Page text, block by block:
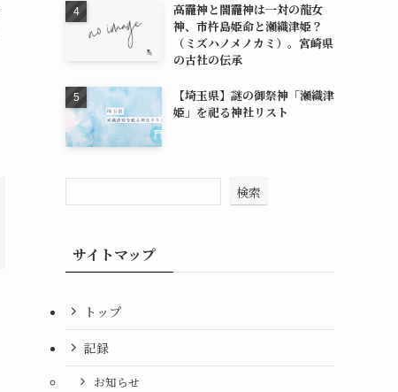
高龗神と闇龗神は一対の龍女
神、市杵島姫命と瀬織津姫？
（ミズハノメノカミ）。宮崎県
の古社の伝承
【埼玉県】謎の御祭神「瀬織津
姫」を祀る神社リスト
検索
サイトマップ
トップ
記録
お知らせ